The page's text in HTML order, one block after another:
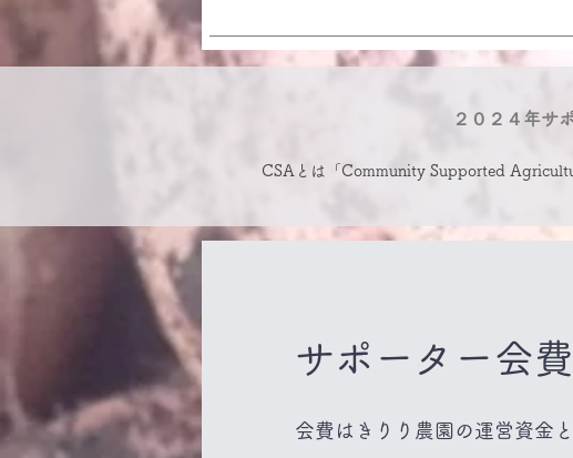
２０２４年サ
CSAとは「Community Supported
れ、生産者とのコミュニケーションで農業
​サポーター会費
会費はきりり農園の運営資金